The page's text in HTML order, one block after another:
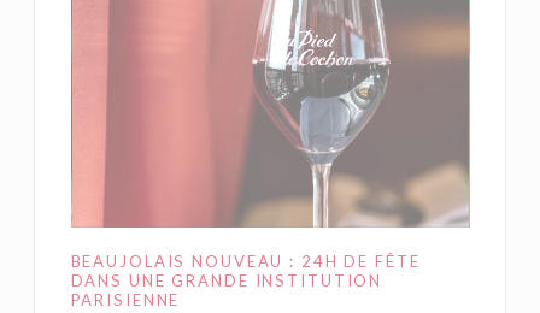
BEAUJOLAIS NOUVEAU : 24H DE FÊTE
DANS UNE GRANDE INSTITUTION
PARISIENNE